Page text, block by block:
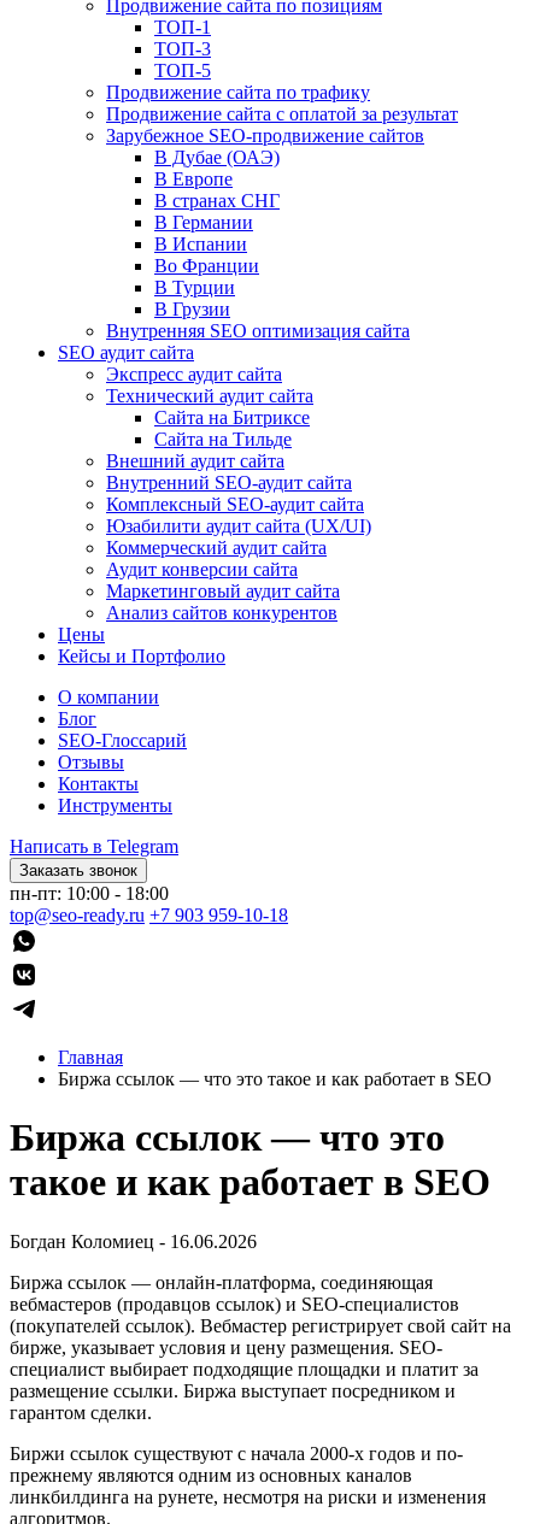
Продвижение сайта по позициям
ТОП-1
ТОП-3
ТОП-5
Продвижение сайта по трафику
Продвижение сайта с оплатой за результат
Зарубежное SEO-продвижение сайтов
В Дубае (ОАЭ)
В Европе
В странах СНГ
В Германии
В Испании
Во Франции
В Турции
В Грузии
Внутренняя SEO оптимизация сайта
SEO аудит сайта
Экспресс аудит сайта
Технический аудит сайта
Сайта на Битриксе
Сайта на Тильде
Внешний аудит сайта
Внутренний SEO-аудит сайта
Комплексный SEO-аудит сайта
Юзабилити аудит сайта (UX/UI)
Коммерческий аудит сайта
Аудит конверсии сайта
Маркетинговый аудит сайта
Анализ сайтов конкурентов
Цены
Кейсы и Портфолио
О компании
Блог
SEO-Глоссарий
Отзывы
Контакты
Инструменты
Написать в Telegram
Заказать звонок
пн-пт: 10:00 - 18:00
top@seo-ready.ru +7 903 959-10-18
Главная
Биржа ссылок — что это такое и как работает в SEO
Биржа ссылок — что это
такое и как работает в SEO
Богдан Коломиец - 16.06.2026
Биржа ссылок — онлайн-платформа, соединяющая
вебмастеров (продавцов ссылок) и SEO-специалистов
(покупателей ссылок). Вебмастер регистрирует свой сайт на
бирже, указывает условия и цену размещения. SEO-
специалист выбирает подходящие площадки и платит за
размещение ссылки. Биржа выступает посредником и
гарантом сделки.
Биржи ссылок существуют с начала 2000-х годов и по-
прежнему являются одним из основных каналов
линкбилдинга на рунете, несмотря на риски и изменения
алгоритмов.